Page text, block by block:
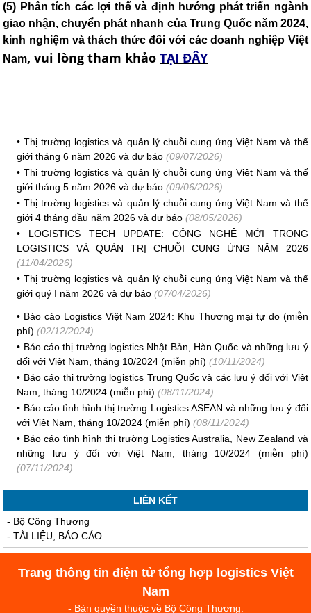
(5) Phân tích các lợi thế và định hướng phát triển ngành
giao nhận, chuyển phát nhanh của Trung Quốc năm 2024,
kinh nghiệm và thách thức đối với các doanh nghiệp Việt
Nam, vui lòng tham khảoTẠI ĐÂY
•Thị trường logistics và quản lý chuỗi cung ứng Việt Nam và thế
giới tháng 6 năm 2026 và dự báo (09/07/2026)
•Thị trường logistics và quản lý chuỗi cung ứng Việt Nam và thế
giới tháng 5 năm 2026 và dự báo (09/06/2026)
•Thị trường logistics và quản lý chuỗi cung ứng Việt Nam và thế
giới 4 tháng đầu năm 2026 và dự báo (08/05/2026)
• LOGISTICS TECH UPDATE: CÔNG NGHỆ MỚI TRONG
LOGISTICS VÀ QUẢN TRỊ CHUỖI CUNG ỨNG NĂM 2026
(11/04/2026)
•Thị trường logistics và quản lý chuỗi cung ứng Việt Nam và thế
giới quý I năm 2026 và dự báo (07/04/2026)
• Báo cáo Logistics Việt Nam 2024: Khu Thương mại tự do (miễn
phí) (02/12/2024)
• Báo cáo thị trường logistics Nhật Bản, Hàn Quốc và những lưu ý
đối với Việt Nam, tháng 10/2024 (miễn phí) (10/11/2024)
• Báo cáo thị trường logistics Trung Quốc và các lưu ý đối với Việt
Nam, tháng 10/2024 (miễn phí) (08/11/2024)
• Báo cáo tình hình thị trường Logistics ASEAN và những lưu ý đối
với Việt Nam, tháng 10/2024 (miễn phí) (08/11/2024)
• Báo cáo tình hình thị trường Logistics Australia, New Zealand và
những lưu ý đối với Việt Nam, tháng 10/2024 (miễn phí)
(07/11/2024)
LIÊN KẾT
- Bộ Công Thương
-TÀI LIỆU, BÁO CÁO
Trang thông tin điện tử tổng hợp logistics Việt
Nam
- Bản quyền thuộc về Bộ Công Thương.